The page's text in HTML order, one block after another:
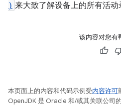
) 来大致了解设备上的所有活动
该内容对您有
本页面上的内容和代码示例受内容许可
OpenJDK 是 Oracle 和/或其关联公司的